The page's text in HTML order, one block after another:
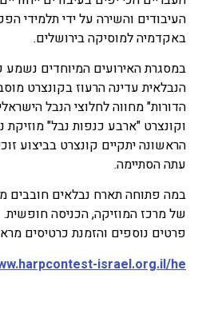
העיבודים והשירה על ידי תלמידי
באקדמיה למוסיקה בירושלים.
במסגרת האירועים המיוחדים נשמע
הנבלאית עדינה הרעוז בקונצרט
הדורות" מחווה לחלוצי הנבל
וקונצרט "ארבע כנפות נבל"
הראשונה יתקיים קונצרט בביצוע
עתה הסתיימה.
של מרכז המוזיקה, הכניסה חופשית.
פרטים נוספים והזמנת כרטיסים
israel.org.il/he